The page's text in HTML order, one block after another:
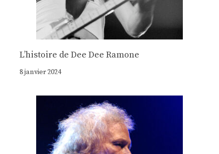
Lʼhistoire de Dee Dee Ramone
8 janvier 2024